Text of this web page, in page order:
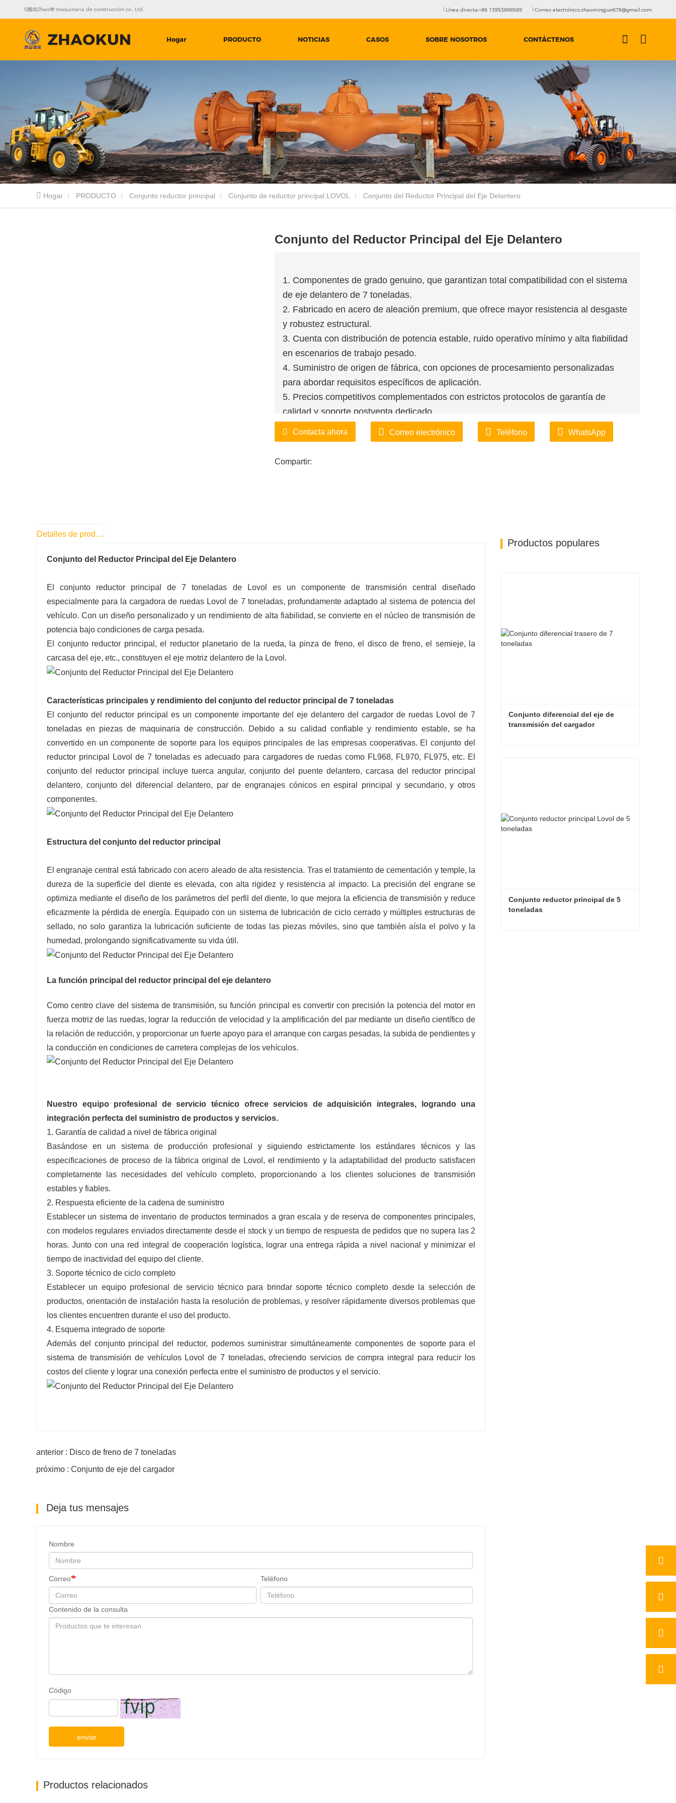
S撼动Zhao坤 maquinaria de construcción co., Ltd. Línea directa:+86 13953898589 Correo electrónico:zhaomingjun678@gmail.com
Hogar PRODUCTO NOTICIAS CASOS SOBRE NOSOTROS CONTÁCTENOS
Hogar PRODUCTO Conjunto reductor principal Conjunto de reductor principal LOVOL Conjunto del Reductor Principal del Eje Delantero
Conjunto del Reductor Principal del Eje Delantero
1. Componentes de grado genuino, que garantizan total compatibilidad con el sistema
de eje delantero de 7 toneladas.
2. Fabricado en acero de aleación premium, que ofrece mayor resistencia al desgaste
y robustez estructural.
3. Cuenta con distribución de potencia estable, ruido operativo mínimo y alta fiabilidad
en escenarios de trabajo pesado.
4. Suministro de origen de fábrica, con opciones de procesamiento personalizadas
para abordar requisitos específicos de aplicación.
5. Precios competitivos complementados con estrictos protocolos de garantía de
calidad y soporte postventa dedicado.
6. Mantenido en stock de fábrica para envío inmediato, respaldado por logística
optimizada para garantizar plazos de entrega cortos.
Contacta ahora Correo electrónico Teléfono WhatsApp
Compartir:
Detalles de producto
Conjunto del Reductor Principal del Eje Delantero
El conjunto reductor principal de 7 toneladas de Lovol es un componente de transmisión central diseñado
especialmente para la cargadora de ruedas Lovol de 7 toneladas, profundamente adaptado al sistema de potencia del
vehículo. Con un diseño personalizado y un rendimiento de alta fiabilidad, se convierte en el núcleo de transmisión de
potencia bajo condiciones de carga pesada.
El conjunto reductor principal, el reductor planetario de la rueda, la pinza de freno, el disco de freno, el semieje, la
carcasa del eje, etc., constituyen el eje motriz delantero de la Lovol.
Características principales y rendimiento del conjunto del reductor principal de 7 toneladas
El conjunto del reductor principal es un componente importante del eje delantero del cargador de ruedas Lovol de 7
toneladas en piezas de maquinaria de construcción. Debido a su calidad confiable y rendimiento estable, se ha
convertido en un componente de soporte para los equipos principales de las empresas cooperativas. El conjunto del
reductor principal Lovol de 7 toneladas es adecuado para cargadores de ruedas como FL968, FL970, FL975, etc. El
conjunto del reductor principal incluye tuerca angular, conjunto del puente delantero, carcasa del reductor principal
delantero, conjunto del diferencial delantero, par de engranajes cónicos en espiral principal y secundario, y otros
componentes.
Estructura del conjunto del reductor principal
El engranaje central está fabricado con acero aleado de alta resistencia. Tras el tratamiento de cementación y temple, la
dureza de la superficie del diente es elevada, con alta rigidez y resistencia al impacto. La precisión del engrane se
optimiza mediante el diseño de los parámetros del perfil del diente, lo que mejora la eficiencia de transmisión y reduce
eficazmente la pérdida de energía. Equipado con un sistema de lubricación de ciclo cerrado y múltiples estructuras de
sellado, no solo garantiza la lubricación suficiente de todas las piezas móviles, sino que también aísla el polvo y la
humedad, prolongando significativamente su vida útil.
La función principal del reductor principal del eje delantero
Como centro clave del sistema de transmisión, su función principal es convertir con precisión la potencia del motor en
fuerza motriz de las ruedas, lograr la reducción de velocidad y la amplificación del par mediante un diseño científico de
la relación de reducción, y proporcionar un fuerte apoyo para el arranque con cargas pesadas, la subida de pendientes y
la conducción en condiciones de carretera complejas de los vehículos.
Nuestro equipo profesional de servicio técnico ofrece servicios de adquisición integrales, logrando una
integración perfecta del suministro de productos y servicios.
1. Garantía de calidad a nivel de fábrica original
Basándose en un sistema de producción profesional y siguiendo estrictamente los estándares técnicos y las
especificaciones de proceso de la fábrica original de Lovol, el rendimiento y la adaptabilidad del producto satisfacen
completamente las necesidades del vehículo completo, proporcionando a los clientes soluciones de transmisión
estables y fiables.
2. Respuesta eficiente de la cadena de suministro
Establecer un sistema de inventario de productos terminados a gran escala y de reserva de componentes principales,
con modelos regulares enviados directamente desde el stock y un tiempo de respuesta de pedidos que no supera las 2
horas. Junto con una red integral de cooperación logística, lograr una entrega rápida a nivel nacional y minimizar el
tiempo de inactividad del equipo del cliente.
3. Soporte técnico de ciclo completo
Establecer un equipo profesional de servicio técnico para brindar soporte técnico completo desde la selección de
productos, orientación de instalación hasta la resolución de problemas, y resolver rápidamente diversos problemas que
los clientes encuentren durante el uso del producto.
4. Esquema integrado de soporte
Además del conjunto principal del reductor, podemos suministrar simultáneamente componentes de soporte para el
sistema de transmisión de vehículos Lovol de 7 toneladas, ofreciendo servicios de compra integral para reducir los
costos del cliente y lograr una conexión perfecta entre el suministro de productos y el servicio.
anterior : Disco de freno de 7 toneladas
próximo : Conjunto de eje del cargador
Deja tus mensajes
Nombre
Correo Teléfono
Contenido de la consulta
Código
enviar
Productos relacionados
Productos populares
Conjunto diferencial del eje de
transmisión del cargador
Conjunto reductor principal de 5
toneladas